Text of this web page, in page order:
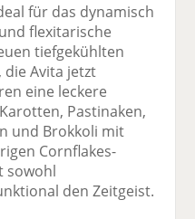
für das dynamisch
flexitarische
tiefgekühlten
die Avita jetzt
eine leckere
Pastinaken,
und Brokkoli mit
Cornflakes-
sowohl
den Zeitgeist.